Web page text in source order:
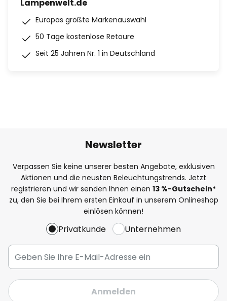
Lampenwelt.de
Europas größte Markenauswahl
50 Tage kostenlose Retoure
Seit 25 Jahren Nr. 1 in Deutschland
Newsletter
Verpassen Sie keine unserer besten Angebote, exklusiven
Aktionen und die neusten Beleuchtungstrends. Jetzt
registrieren und wir senden Ihnen einen 13 %-Gutschein*
zu, den Sie bei Ihrem ersten Einkauf in unserem Onlineshop
einlösen können!
Privatkunde Unternehmen
Anmelden